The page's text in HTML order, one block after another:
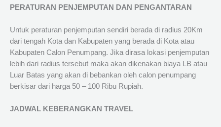
PERATURAN PENJEMPUTAN DAN PENGANTARAN
Untuk peraturan penjemputan sendiri berada di radius 20Km
dari tengah Kota dan Kabupaten yang berada di Kota atau
Kabupaten Calon Penumpang. Jika dirasa lokasi penjemputan
lebih dari radius tersebut maka akan dikenakan biaya LB atau
Luar Batas yang akan di bebankan oleh calon penumpang
berkisar dari harga 50 – 100 Ribu Rupiah.
JADWAL KEBERANGKAN TRAVEL